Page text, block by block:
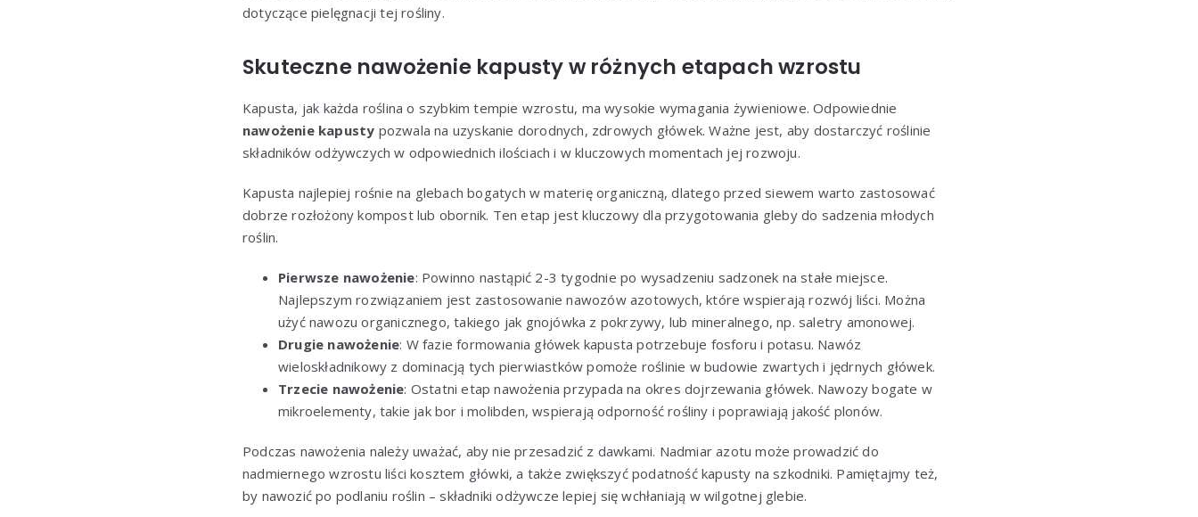
dotyczące pielęgnacji tej rośliny.
Skuteczne nawożenie kapusty w różnych etapach wzrostu
Kapusta, jak każda roślina o szybkim tempie wzrostu, ma wysokie wymagania żywieniowe. Odpowiednie
nawożenie kapusty pozwala na uzyskanie dorodnych, zdrowych główek. Ważne jest, aby dostarczyć roślinie
składników odżywczych w odpowiednich ilościach i w kluczowych momentach jej rozwoju.
Kapusta najlepiej rośnie na glebach bogatych w materię organiczną, dlatego przed siewem warto zastosować
dobrze rozłożony kompost lub obornik. Ten etap jest kluczowy dla przygotowania gleby do sadzenia młodych
roślin.
Pierwsze nawożenie: Powinno nastąpić 2-3 tygodnie po wysadzeniu sadzonek na stałe miejsce.
Najlepszym rozwiązaniem jest zastosowanie nawozów azotowych, które wspierają rozwój liści. Można
użyć nawozu organicznego, takiego jak gnojówka z pokrzywy, lub mineralnego, np. saletry amonowej.
Drugie nawożenie: W fazie formowania główek kapusta potrzebuje fosforu i potasu. Nawóz
wieloskładnikowy z dominacją tych pierwiastków pomoże roślinie w budowie zwartych i jędrnych główek.
Trzecie nawożenie: Ostatni etap nawożenia przypada na okres dojrzewania główek. Nawozy bogate w
mikroelementy, takie jak bor i molibden, wspierają odporność rośliny i poprawiają jakość plonów.
Podczas nawożenia należy uważać, aby nie przesadzić z dawkami. Nadmiar azotu może prowadzić do
nadmiernego wzrostu liści kosztem główki, a także zwiększyć podatność kapusty na szkodniki. Pamiętajmy też,
by nawozić po podlaniu roślin – składniki odżywcze lepiej się wchłaniają w wilgotnej glebie.